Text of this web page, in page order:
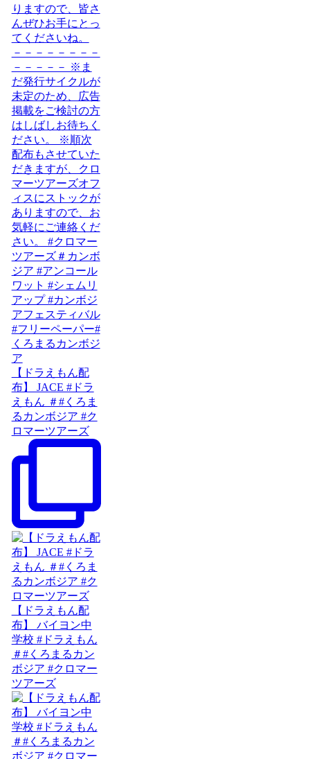
【ドラえもん配
布】 JACE #ドラ
えもん ＃#くろま
るカンボジア #ク
ロマーツアーズ
【ドラえもん配
布】 バイヨン中
学校 #ドラえもん
＃#くろまるカン
ボジア #クロマー
ツアーズ